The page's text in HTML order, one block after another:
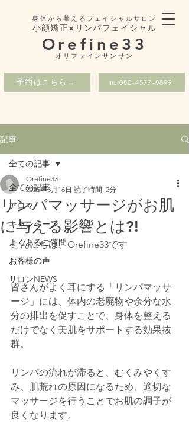
身体から整えるフェイシャルサロン
小顔矯正×リンパフェイシャル
Orefine33
​オリファインサンサン
予約はこちら→ ℡ 080-4577-8899
記事
全ての記事
アロマ
キャンペーン
よくあるご質問
お客様の声
サロンNEWS
全ての記事
リンパマッサージがお肌
に与える影響とは?!
Orefine33
2025年3月16日 読了時間: 2分
こんにちは、Orefine33です
皆さんがよく耳にする「リンパマッサ
ージ」には、体内の老廃物や余分な水
分の排出を促すことで、身体を整える
だけでなく美肌をサポートする効果抜
群。
リンパの流れが滞ると、むくみやくす
み、肌荒れの原因になるため、適切な
マッサージを行うことでお肌の調子が
良くなります。